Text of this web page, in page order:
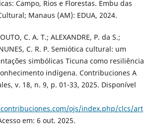
Campo, Rios e Florestas. Embu das
Manaus (AM): EDUA, 2024.
C. A. T.; ALEXANDRE, P. da S.;
C. R. P. Semiótica cultural: um
simbólicas Ticuna como resiliência
indígena. Contribuciones A
v. 18, n. 9, p. 01-33, 2025. Disponível
ojs/index.php/clcs/art
em: 6 out. 2025.